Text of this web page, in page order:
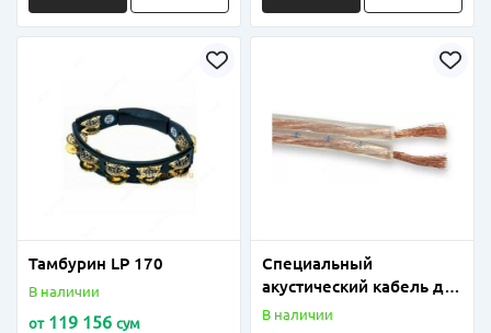
Тамбурин LP 170
В наличии
от119 156 сум
Специальный
акустический кабель для
колонки
В наличии